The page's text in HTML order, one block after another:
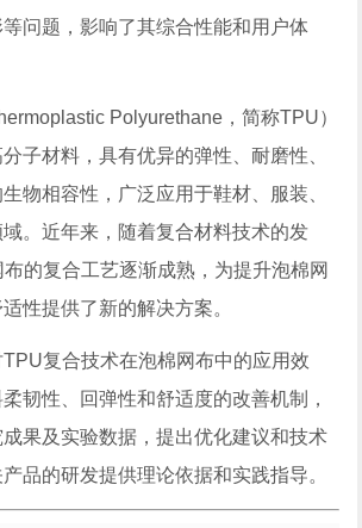
问题，影响了其综合性能和用户体
Polyurethane，简称TPU）
子材料，具有优异的弹性、耐磨性、
物相容性，广泛应用于鞋材、服装、
。近年来，随着复合材料技术的发
的复合工艺逐渐成熟，为提升泡棉网
性提供了新的解决方案。
复合技术在泡棉网布中的应用效
韧性、回弹性和舒适度的改善机制，
果及实验数据，提出优化建议和技术
品的研发提供理论依据和实践指导。